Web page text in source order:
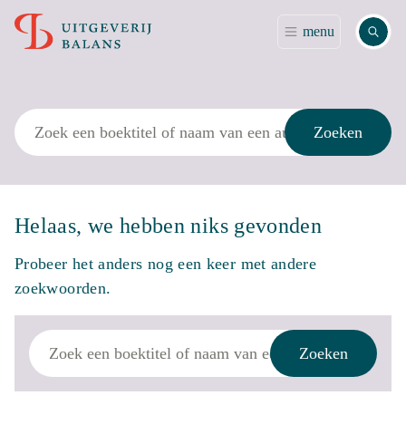
menu Zoek
Zoek
Zoeken
Helaas, we hebben niks gevonden
Probeer het anders nog een keer met andere
zoekwoorden.
Zoek
Zoeken